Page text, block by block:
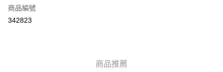
Apple Pay
商品編號
342823
商品推薦